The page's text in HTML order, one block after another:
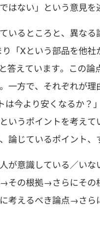
はない」という意見を
いるところと、異な
「Xという部品を他
えています。この論
一方で、それぞれが
今より安くなるか？
いうポイントを考え
じているポイント、
が意識している／い
その根拠→さらにそ
考えるべき論点→さら